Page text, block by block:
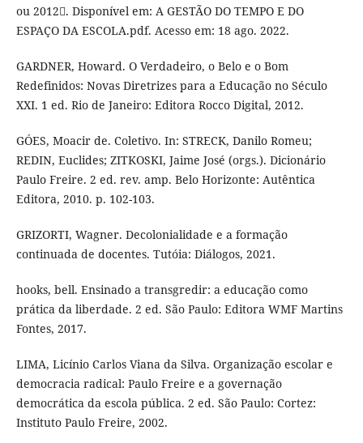
ou 2012. Disponível em: A GESTÃO DO TEMPO E DO
ESPAÇO DA ESCOLA.pdf. Acesso em: 18 ago. 2022.
GARDNER, Howard. O Verdadeiro, o Belo e o Bom
Redefinidos: Novas Diretrizes para a Educação no Século
XXI. 1 ed. Rio de Janeiro: Editora Rocco Digital, 2012.
GÓES, Moacir de. Coletivo. In: STRECK, Danilo Romeu;
REDIN, Euclides; ZITKOSKI, Jaime José (orgs.). Dicionário
Paulo Freire. 2 ed. rev. amp. Belo Horizonte: Autêntica
Editora, 2010. p. 102-103.
GRIZORTI, Wagner. Decolonialidade e a formação
continuada de docentes. Tutóia: Diálogos, 2021.
hooks, bell. Ensinado a transgredir: a educação como
prática da liberdade. 2 ed. São Paulo: Editora WMF Martins
Fontes, 2017.
LIMA, Licínio Carlos Viana da Silva. Organização escolar e
democracia radical: Paulo Freire e a governação
democrática da escola pública. 2 ed. São Paulo: Cortez:
Instituto Paulo Freire, 2002.